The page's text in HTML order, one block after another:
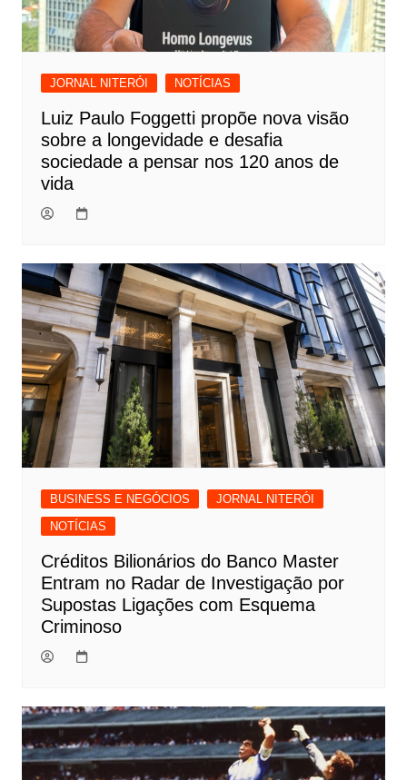
JORNAL NITERÓI NOTÍCIAS
Luiz Paulo Foggetti propõe nova visão
sobre a longevidade e desafia
sociedade a pensar nos 120 anos de
vida
BUSINESS E NEGÓCIOS
JORNAL NITERÓI
NOTÍCIAS
Créditos Bilionários do Banco Master
Entram no Radar de Investigação por
Supostas Ligações com Esquema
Criminoso